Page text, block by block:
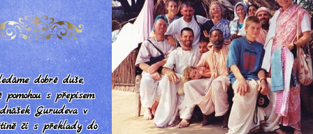
dobré duše,
pomohou s přepisem
Gurudeva v
či s překlady do